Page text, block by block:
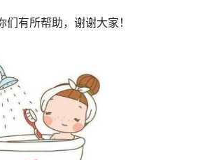
有所帮助，谢谢大家！